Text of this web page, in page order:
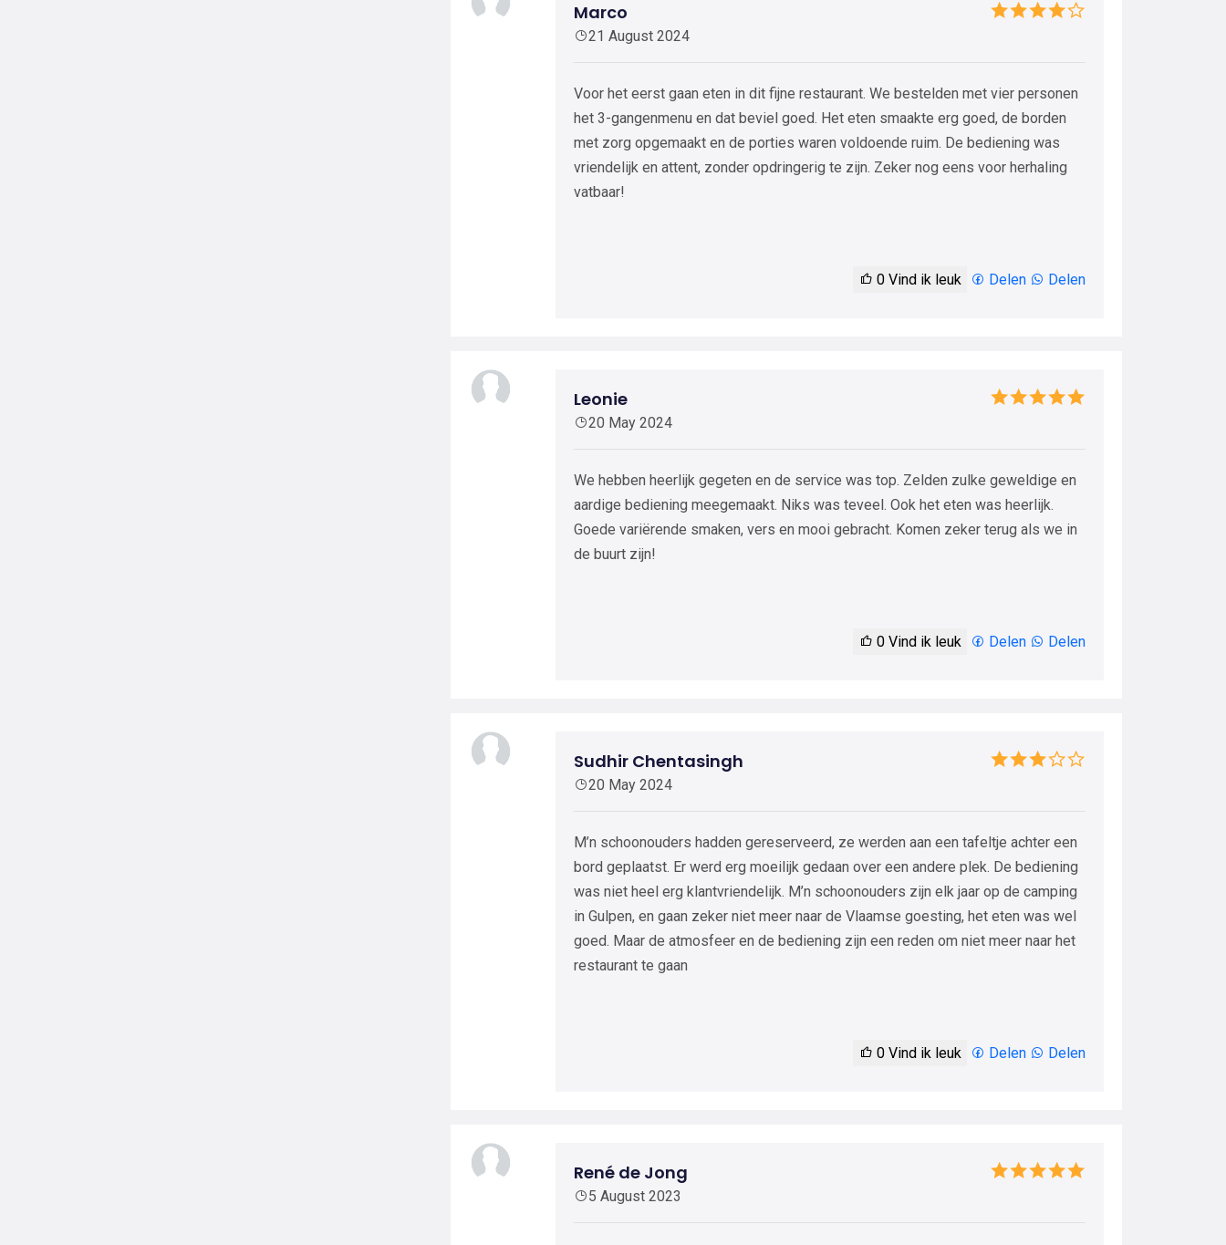
Marco
21 August 2024
Voor het eerst gaan eten in dit fijne restaurant. We bestelden met vier personen
het 3-gangenmenu en dat beviel goed. Het eten smaakte erg goed, de borden
met zorg opgemaakt en de porties waren voldoende ruim. De bediening was
vriendelijk en attent, zonder opdringerig te zijn. Zeker nog eens voor herhaling
vatbaar!
0 Vind ik leuk Delen Delen
Leonie
20 May 2024
We hebben heerlijk gegeten en de service was top. Zelden zulke geweldige en
aardige bediening meegemaakt. Niks was teveel. Ook het eten was heerlijk.
Goede variërende smaken, vers en mooi gebracht. Komen zeker terug als we in
de buurt zijn!
0 Vind ik leuk Delen Delen
Sudhir Chentasingh
20 May 2024
M’n schoonouders hadden gereserveerd, ze werden aan een tafeltje achter een
bord geplaatst. Er werd erg moeilijk gedaan over een andere plek. De bediening
was niet heel erg klantvriendelijk. M’n schoonouders zijn elk jaar op de camping
in Gulpen, en gaan zeker niet meer naar de Vlaamse goesting, het eten was wel
goed. Maar de atmosfeer en de bediening zijn een reden om niet meer naar het
restaurant te gaan
0 Vind ik leuk Delen Delen
René de Jong
5 August 2023